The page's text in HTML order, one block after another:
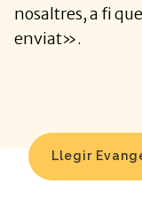
nosaltres, a fi
enviat».
Llegir